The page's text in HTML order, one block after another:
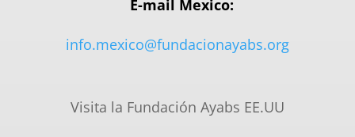
E-mail Mexico:
info.mexico@fundacionayabs.org
Visita la Fundación Ayabs EE.UU